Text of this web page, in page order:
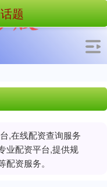
,在线配资查询服务
业配资平台,提供规
资服务。
题